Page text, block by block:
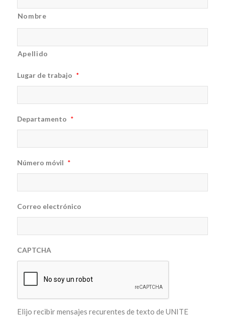
Nombre
Apellido
Lugar de trabajo *
Departamento *
Número móvil *
Correo electrónico
CAPTCHA
Elijo recibir mensajes recurentes de texto de UNITE